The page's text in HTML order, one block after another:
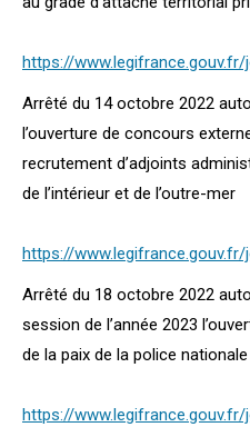
https://www.legifrance.gouv.fr/
Arrêté du 14 octobre 2022
l’ouverture de concours
recrutement d’adjoints
de l’intérieur et de l’outre-mer
https://www.legifrance.gouv.fr/
Arrêté du 18 octobre 2022
session de l’année 2023
de la paix de la police nationale
https://www.legifrance.gouv.fr/